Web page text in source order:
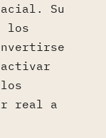
Su
los
activar
real a